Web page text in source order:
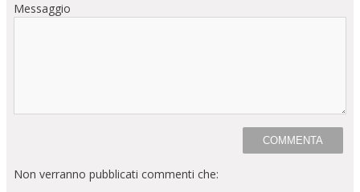
Messaggio
Non verranno pubblicati commenti che: